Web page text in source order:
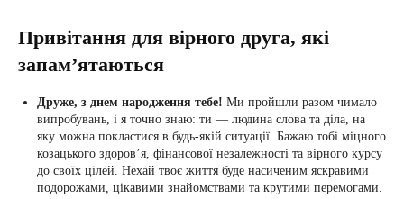
Привітання для вірного друга, які
запам’ятаються
Друже, з днем народження тебе! Ми пройшли разом чимало
випробувань, і я точно знаю: ти — людина слова та діла, на
яку можна покластися в будь-якій ситуації. Бажаю тобі міцного
козацького здоров’я, фінансової незалежності та вірного курсу
до своїх цілей. Нехай твоє життя буде насиченим яскравими
подорожами, цікавими знайомствами та крутими перемогами.